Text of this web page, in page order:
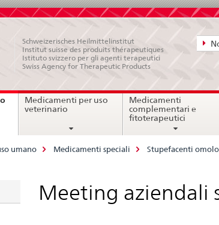
Schweizerisches Heilmittelinstitut
Institut suisse des produits thérapeutiques
Istituto svizzero per gli agenti terapeutici
Swiss Agency for Therapeutic Products
Medicamenti per uso
veterinario
Medicamenti
complementari e
fitoterapeutici
umano Medicamenti speciali Stupefacenti
Meeting aziendali